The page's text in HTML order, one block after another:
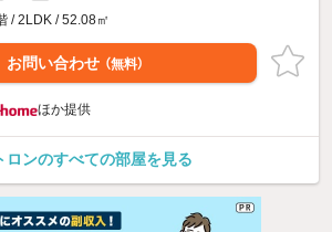
/ 2LDK / 52.08㎡
お問い合わせ （無料）
ほか提供
ロンのすべての部屋を見る